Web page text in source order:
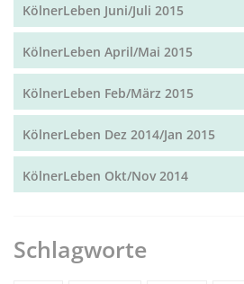
KölnerLeben Juni/Juli 2015
KölnerLeben April/Mai 2015
KölnerLeben Feb/März 2015
KölnerLeben Dez 2014/Jan 2015
KölnerLeben Okt/Nov 2014
Schlagworte